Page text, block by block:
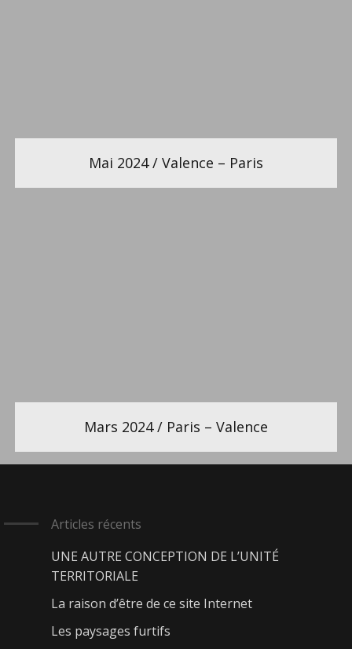
Mai 2024 / Valence – Paris
Mars 2024 / Paris – Valence
Articles récents
UNE AUTRE CONCEPTION DE L’UNITÉ
TERRITORIALE
La raison d’être de ce site Internet
Les paysages furtifs